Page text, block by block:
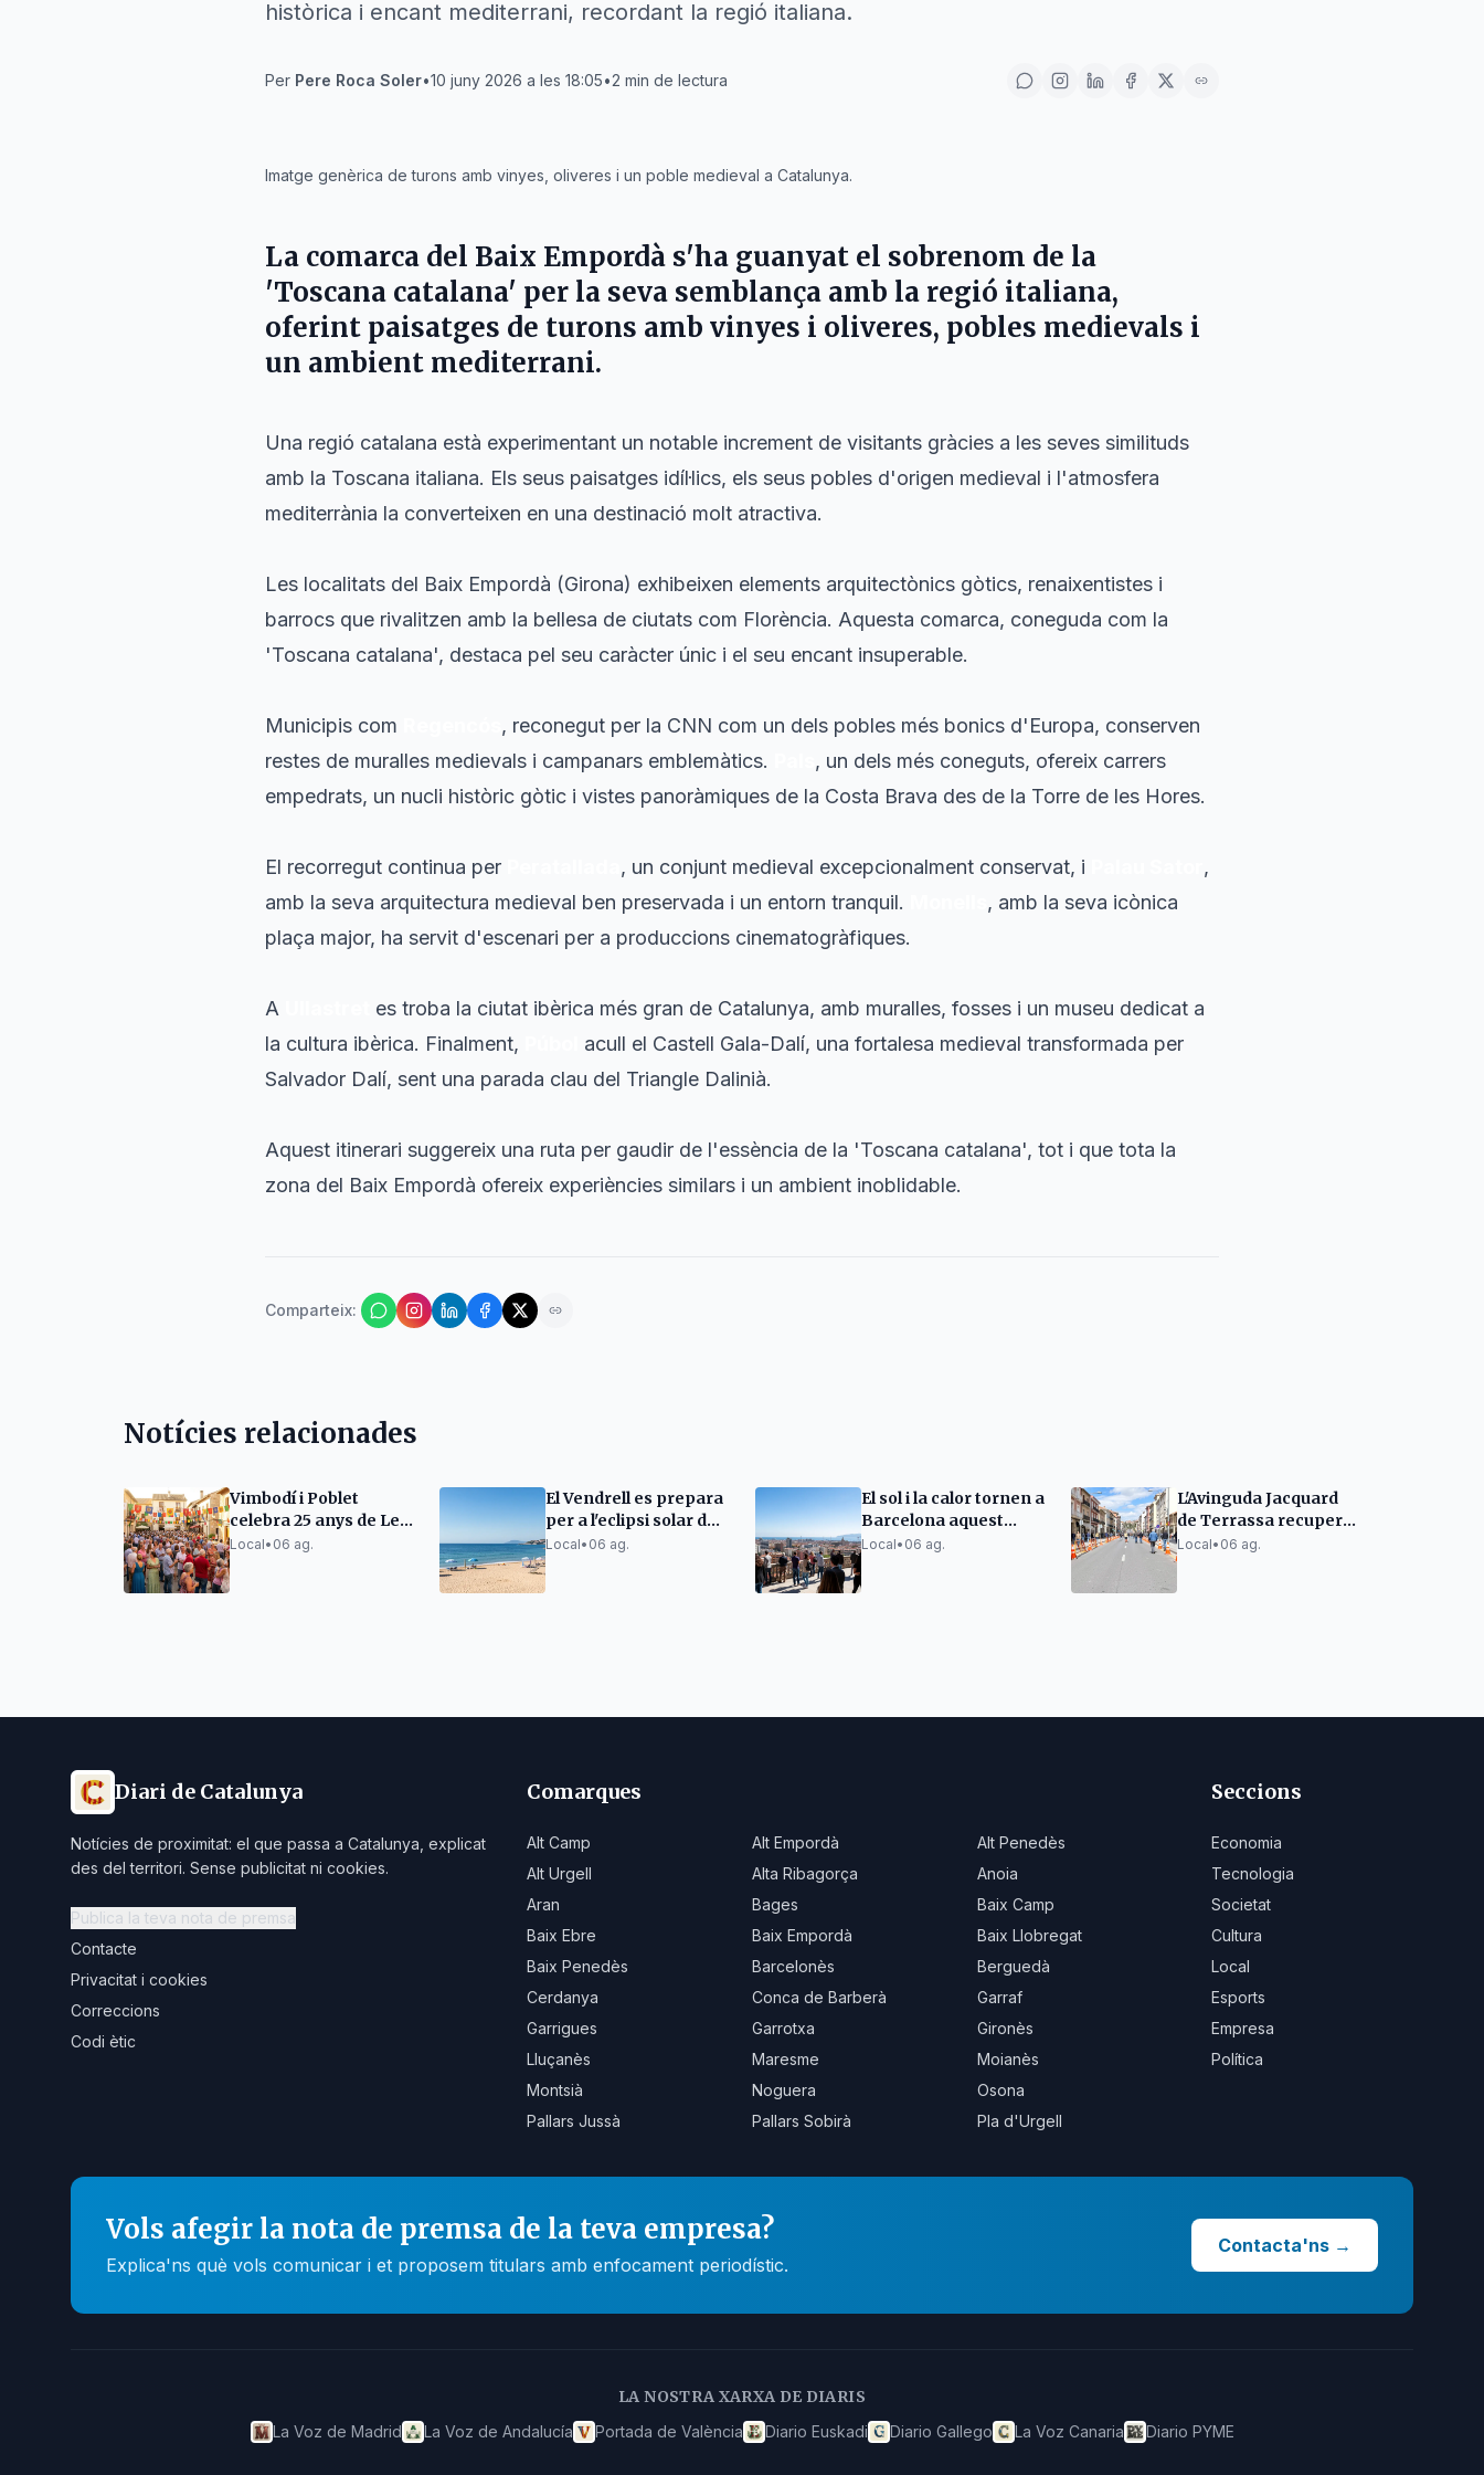
històrica i encant mediterrani, recordant la regió italiana.
Per Pere Roca Soler•10 juny 2026 a les 18:05•2 min de lectura
Imatge genèrica de turons amb vinyes, oliveres i un poble medieval a Catalunya.
La comarca del Baix Empordà s'ha guanyat el sobrenom de la
'Toscana catalana' per la seva semblança amb la regió italiana,
oferint paisatges de turons amb vinyes i oliveres, pobles medievals i
un ambient mediterrani.
Una regió catalana està experimentant un notable increment de visitants gràcies a les seves similituds
amb la Toscana italiana. Els seus paisatges idíl·lics, els seus pobles d'origen medieval i l'atmosfera
mediterrània la converteixen en una destinació molt atractiva.
Les localitats del Baix Empordà (Girona) exhibeixen elements arquitectònics gòtics, renaixentistes i
barrocs que rivalitzen amb la bellesa de ciutats com Florència. Aquesta comarca, coneguda com la
'Toscana catalana', destaca pel seu caràcter únic i el seu encant insuperable.
Municipis com
, reconegut per la CNN com un dels pobles més bonics d'Europa, conserven
restes de muralles medievals i campanars emblemàtics.
, un dels més coneguts, ofereix carrers
empedrats, un nucli històric gòtic i vistes panoràmiques de la Costa Brava des de la Torre de les Hores.
El recorregut continua per , un conjunt medieval excepcionalment conservat, i
,
amb la seva arquitectura medieval ben preservada i un entorn tranquil.
, amb la seva icònica
plaça major, ha servit d'escenari per a produccions cinematogràfiques.
A
es troba la ciutat ibèrica més gran de Catalunya, amb muralles, fosses i un museu dedicat a
la cultura ibèrica. Finalment,
acull el Castell Gala-Dalí, una fortalesa medieval transformada per
Salvador Dalí, sent una parada clau del Triangle Dalinià.
Aquest itinerari suggereix una ruta per gaudir de l'essència de la 'Toscana catalana', tot i que tota la
zona del Baix Empordà ofereix experiències similars i un ambient inoblidable.
Comparteix:
Notícies relacionades
Vimbodí i Poblet
celebra 25 anys de Les
Orenetes en la Festa
Local• 06 ag.
El Vendrell es prepara
per a l'eclipsi solar del
12 d'agost
Local• 06 ag.
El sol i la calor tornen a
Barcelona aquest
divendres
Local• 06 ag.
L'Avinguda Jacquard
de Terrassa recupera
la circulació total a
Local• 06 ag.
Diari de Catalunya
Notícies de proximitat: el que passa a Catalunya, explicat
des del territori. Sense publicitat ni cookies.
Publica la teva nota de premsa
Contacte
Privacitat i cookies
Correccions
Codi ètic
Comarques
Alt Camp Alt Empordà
Alt Penedès
Alt Urgell
Alta Ribagorça
Anoia
Aran
Bages
Baix Camp
Baix Ebre
Baix Empordà
Baix Llobregat
Baix Penedès
Barcelonès
Berguedà
Cerdanya
Conca de Barberà
Garraf
Garrigues
Garrotxa
Gironès
Lluçanès
Maresme
Moianès
Montsià
Noguera
Osona
Pallars Jussà
Pallars Sobirà Pla d'Urgell
Seccions
Economia
Tecnologia
Societat
Cultura
Local
Esports
Empresa
Política
Vols afegir la nota de premsa de la teva empresa?
Explica'ns què vols comunicar i et proposem titulars amb enfocament periodístic.
Contacta'ns →
LA NOSTRA XARXA DE DIARIS
La Voz de Madrid La Voz de Andalucía Portada de València Diario Euskadi Diario Gallego La Voz Canaria Diario PYME